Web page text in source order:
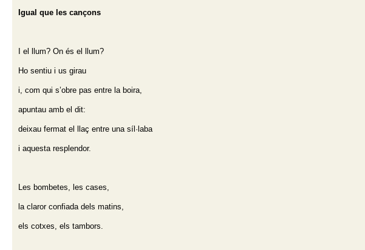
Igual que les cançons
I el llum? On és el llum?
Ho sentiu i us girau
i, com qui s’obre pas entre la boira,
apuntau amb el dit:
deixau fermat el llaç entre una síl·laba
i aquesta resplendor.
Les bombetes, les cases,
la claror confiada dels matins,
els cotxes, els tambors.